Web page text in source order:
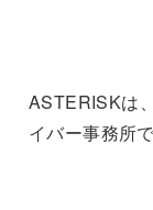
ASTERISKは
イバー事務所で